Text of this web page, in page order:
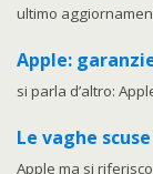
ultimo
Apple:
si parla d’altro:
Le vaghe
Apple ma si